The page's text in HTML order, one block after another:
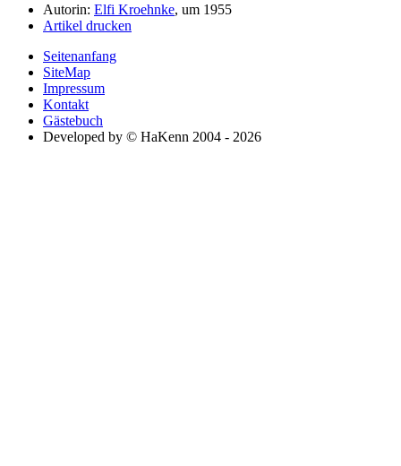
Autorin: Elfi Kroehnke, um 1955
Artikel drucken
Seitenanfang
SiteMap
Impressum
Kontakt
Gästebuch
Developed by © HaKenn 2004 - 2026